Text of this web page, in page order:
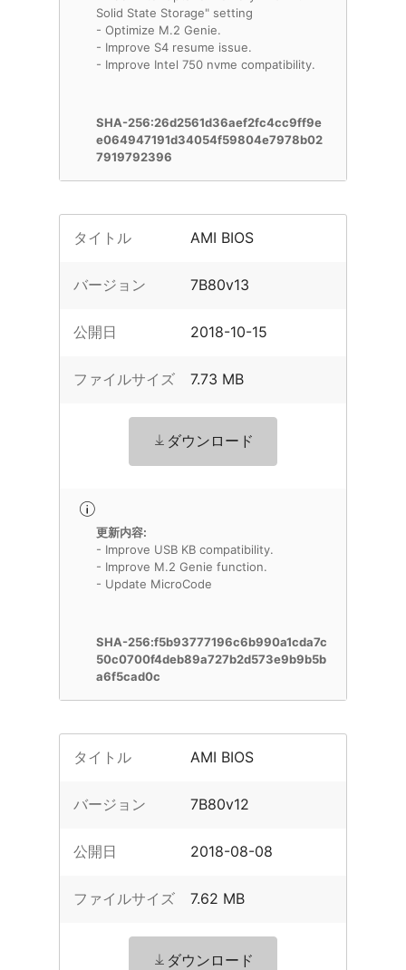
Solid State Storage" setting
- Optimize M.2 Genie.
- Improve S4 resume issue.
- Improve Intel 750 nvme compatibility.
SHA-256:26d2561d36aef2fc4cc9ff9e
e064947191d34054f59804e7978b02
7919792396
タイトル AMI BIOS
バージョン 7B80v13
公開日 2018-10-15
ファイルサイズ 7.73 MB
ダウンロード
更新内容:
- Improve USB KB compatibility.
- Improve M.2 Genie function.
- Update MicroCode
SHA-256:f5b93777196c6b990a1cda7c
50c0700f4deb89a727b2d573e9b9b5b
a6f5cad0c
タイトル AMI BIOS
バージョン 7B80v12
公開日 2018-08-08
ファイルサイズ 7.62 MB
ダウンロード